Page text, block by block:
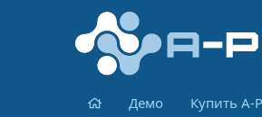
Главная
Демо Купить A-